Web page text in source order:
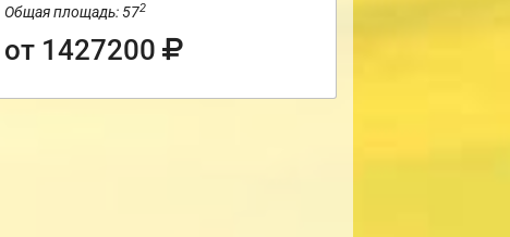
Общая площадь: 572
от 1427200